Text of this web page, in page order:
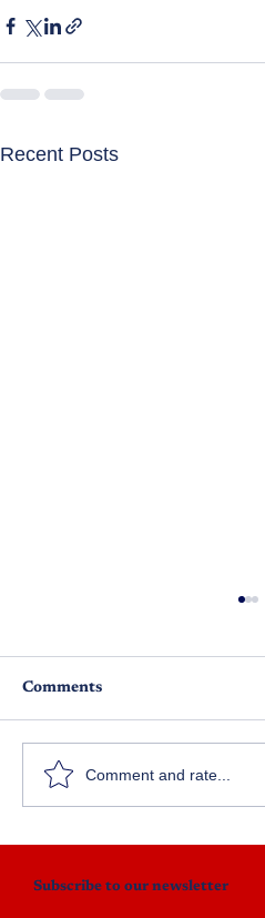
Recent Posts
అమ్మ ఆశీస్సులు
Comments
Comment and rate...
Subscribe to our newsletter